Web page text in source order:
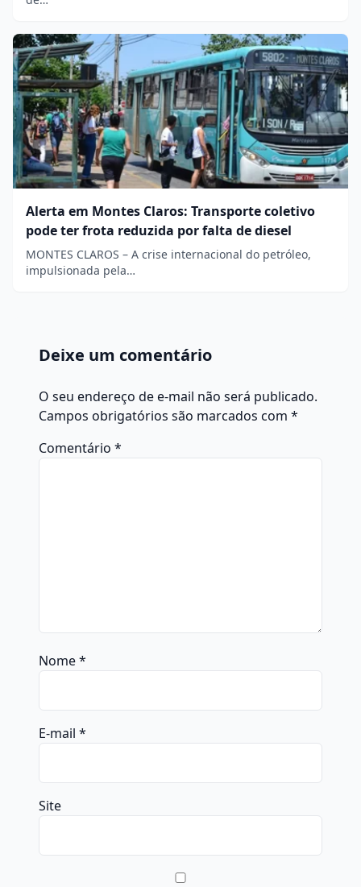
Alerta em Montes Claros: Transporte coletivo
pode ter frota reduzida por falta de diesel
MONTES CLAROS – A crise internacional do petróleo,
impulsionada pela…
Deixe um comentário
O seu endereço de e-mail não será publicado.
Campos obrigatórios são marcados com *
Comentário *
Nome*
E-mail *
Site